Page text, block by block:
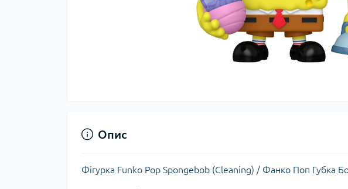
Опис
Фігурка Funko Pop Spongebob (Cleaning) / Фанко Поп Губка